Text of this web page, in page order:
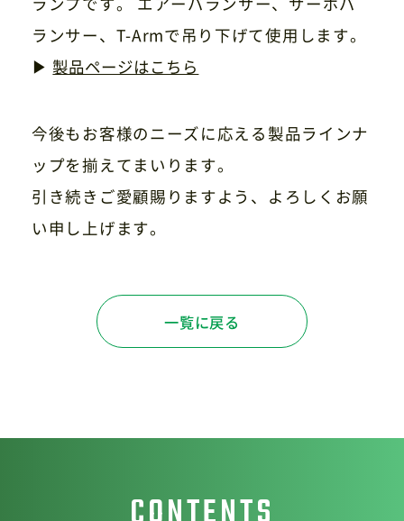
ランサー、T-Armで吊り下げて使用します。
▶ 製品ページはこちら
今後もお客様のニーズに応える製品ラインナ
ップを揃えてまいります。
引き続きご愛顧賜りますよう、よろしくお願
い申し上げます。
一覧に戻る